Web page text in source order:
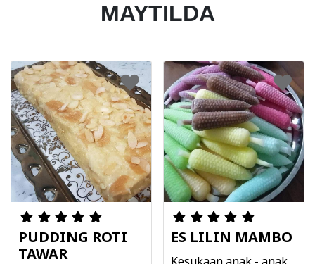
MAYTILDA
PUDDING ROTI
TAWAR
ES LILIN MAMBO
Kesukaan anak - anak